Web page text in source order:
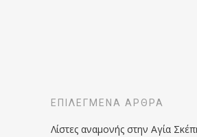
ΕΠΙΛΕΓΜΈΝΑ ΆΡΘΡΑ
Λίστες αναμονής στην Αγία